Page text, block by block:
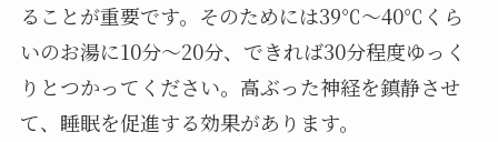
ることが重要です。そのためには39℃～40℃くら
いのお湯に10分～20分、できれば30分程度ゆっく
りとつかってください。高ぶった神経を鎮静させ
て、睡眠を促進する効果があります。